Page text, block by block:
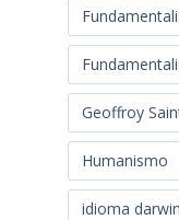
Geoffroy
Humanismo
idioma